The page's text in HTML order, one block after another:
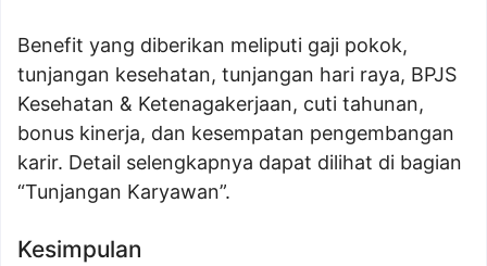
Benefit yang diberikan meliputi gaji pokok,
tunjangan kesehatan, tunjangan hari raya, BPJS
Kesehatan & Ketenagakerjaan, cuti tahunan,
bonus kinerja, dan kesempatan pengembangan
karir. Detail selengkapnya dapat dilihat di bagian
“Tunjangan Karyawan”.
Kesimpulan